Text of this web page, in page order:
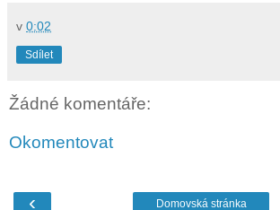
v 0:02
Sdílet
Žádné komentáře:
Okomentovat
‹ Domovská stránka